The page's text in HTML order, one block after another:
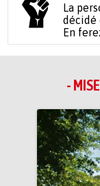
La
décidé
En
-